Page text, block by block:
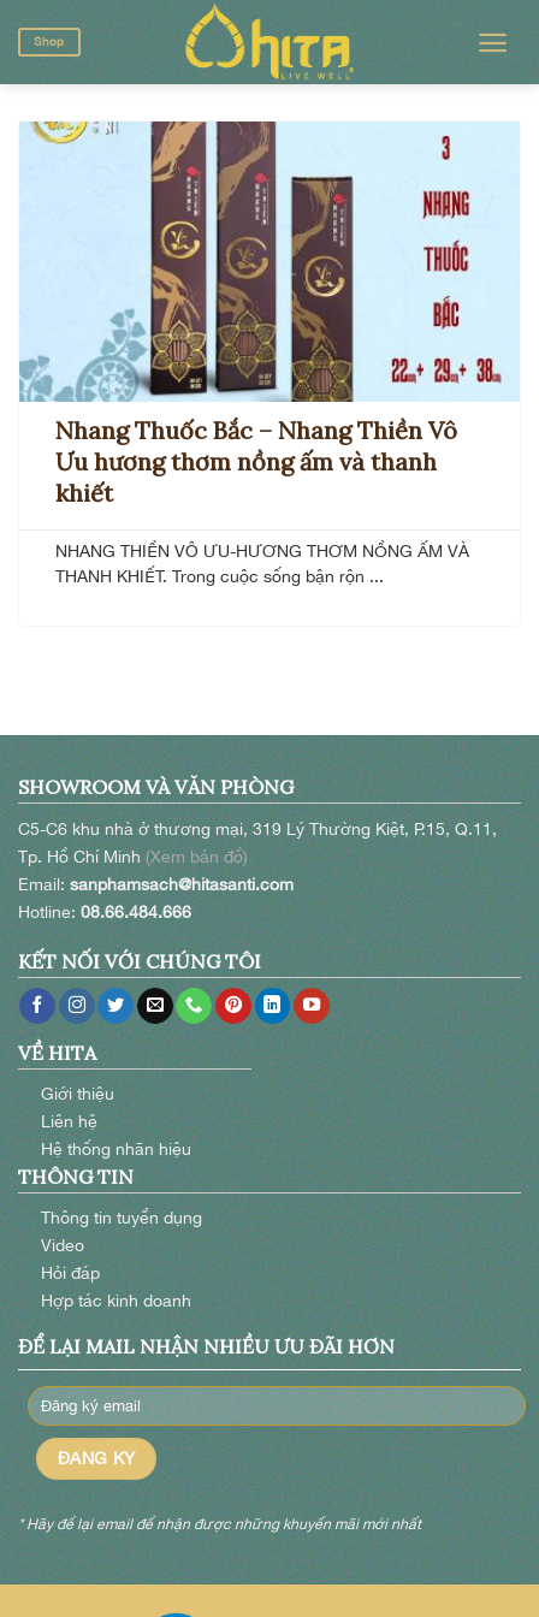
Skip
to
content
Shop
Nhang Thuốc Bắc – Nhang Thiền Vô
Ưu hương thơm nồng ấm và thanh
khiết
NHANG THIỀN VÔ ƯU-HƯƠNG THƠM NỒNG ẤM VÀ
THANH KHIẾT. Trong cuộc sống bận rộn ...
SHOWROOM VÀ VĂN PHÒNG
C5-C6 khu nhà ở thương mại, 319 Lý Thường Kiệt, P.15, Q.11,
Tp. Hồ Chí Minh(Xem bản đồ)
Email:sanphamsach@hitasanti.com
Hotline:08.66.484.666
KẾT NỐI VỚI CHÚNG TÔI
VỀ HITA
Giới thiệu
Liên hệ
Hệ thống nhãn hiệu
THÔNG TIN
Thông tin tuyển dụng
Video
Hỏi đáp
Hợp tác kinh doanh
ĐỂ LẠI MAIL NHẬN NHIỀU ƯU ĐÃI HƠN
* Hãy để lại email để nhận được những khuyến mãi mới nhất